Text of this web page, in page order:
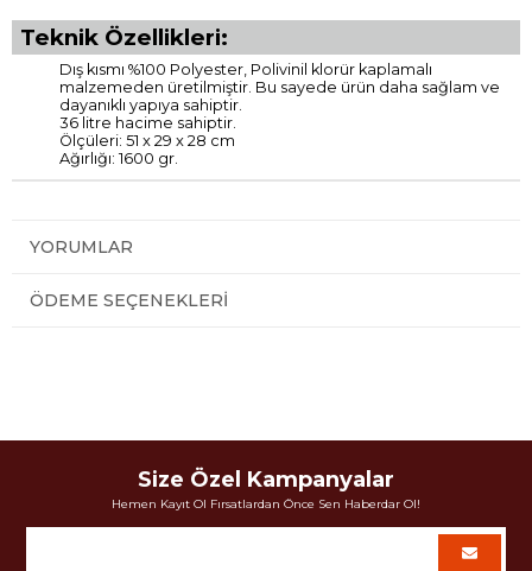
Teknik Özellikleri:
Dış kısmı %100 Polyester, Polivinil klorür kaplamalı
malzemeden üretilmiştir. Bu sayede ürün daha sağlam ve
dayanıklı yapıya sahiptir.
36 litre hacime sahiptir.
Ölçüleri: 51 x 29 x 28 cm
Ağırlığı: 1600 gr.
YORUMLAR
ÖDEME SEÇENEKLERI
Size Özel Kampanyalar
Hemen Kayıt Ol Fırsatlardan Önce Sen Haberdar Ol!